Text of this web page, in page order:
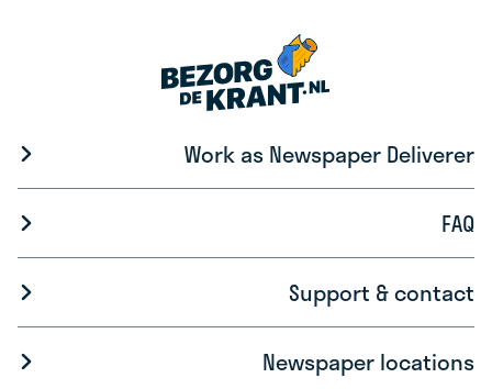
Work as Newspaper Deliverer
FAQ
Support & contact
Newspaper locations